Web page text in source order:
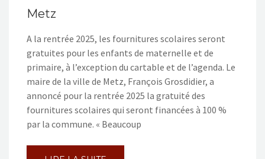
Metz
A la rentrée 2025, les fournitures scolaires seront
gratuites pour les enfants de maternelle et de
primaire, à l’exception du cartable et de l’agenda. Le
maire de la ville de Metz, François Grosdidier, a
annoncé pour la rentrée 2025 la gratuité des
fournitures scolaires qui seront financées à 100 %
par la commune. « Beaucoup